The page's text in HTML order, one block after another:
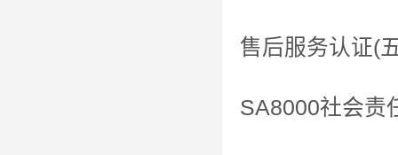
售后服务认证(
SA8000社会责